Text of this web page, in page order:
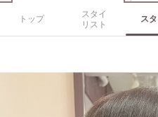
トップ
スタイ
リスト
ス